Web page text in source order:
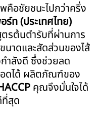
อชัยชนะไปกว่าครึ่ง
ท (ประเทศไทย)
ตรต้นตำรับที่ผ่านการ
นาดและสัดส่วนของไส้
ำลังดี ซึ่งช่วยลด
อดได้ ผลิตภัณฑ์ของ
คุณจึงมั่นใจได้
สุด